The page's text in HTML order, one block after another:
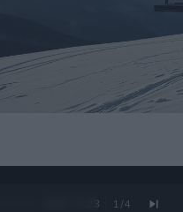
0:28 / 1:23 1 /4